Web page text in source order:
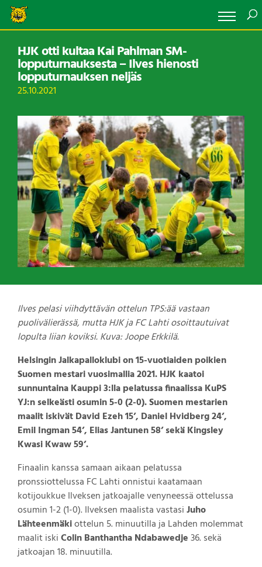
HJK otti kultaa Kai Pahlman SM-
lopputurnauksesta – Ilves hienosti
lopputurnauksen neljäs
25.10.2021
Ilves pelasi viihdyttävän ottelun TPS:ää vastaan
puolivälierässä, mutta HJK ja FC Lahti osoittautuivat
lopulta liian koviksi. Kuva: Joope Erkkilä.
Helsingin Jalkapalloklubi on 15-vuotiaiden poikien
Suomen mestari vuosimallia 2021. HJK kaatoi
sunnuntaina Kauppi 3:lla pelatussa finaalissa KuPS
YJ:n selkeästi osumin 5-0 (2-0). Suomen mestarien
maalit iskivät David Ezeh 15’, Daniel Hvidberg 24’,
Emil Ingman 54’, Elias Jantunen 58’ sekä Kingsley
Kwasi Kwaw 59’.
Finaalin kanssa samaan aikaan pelatussa
pronssiottelussa FC Lahti onnistui kaatamaan
kotijoukkue Ilveksen jatkoajalle venyneessä ottelussa
osumin 1-2 (1-0). Ilveksen maalista vastasiJuho
Lähteenmäkiottelun 5. minuutilla ja Lahden molemmat
maalit iskiColin Banthantha Ndabawedje36. sekä
jatkoajan 18. minuutilla.